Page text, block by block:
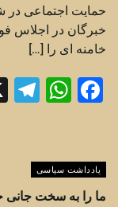
حمایت اجتماعی
خامنه ای را […]
یادداشت سیاسی
ما را به سخت جانی